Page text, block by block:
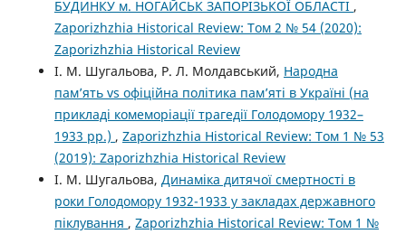
БУДИНКУ м. НОГАЙСЬК ЗАПОРІЗЬКОЇ ОБЛАСТІ ,
Zaporizhzhia Historical Review: Том 2 № 54 (2020):
Zaporizhzhia Historical Review
І. М. Шугальова, Р. Л. Молдавський, Народна
пам’ять vs офіційна політика пам’яті в Україні (на
прикладі комеморіації трагедії Голодомору 1932–
1933 рр.) , Zaporizhzhia Historical Review: Том 1 № 53
(2019): Zaporizhzhia Historical Review
І. М. Шугальова, Динаміка дитячої смертності в
роки Голодомору 1932-1933 у закладах державного
піклування , Zaporizhzhia Historical Review: Том 1 №